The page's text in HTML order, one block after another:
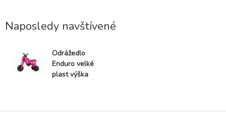
vašeho malého rošťáka. Děti p
Naposledy navštívené
Odrážedlo
Enduro velké
plast výška